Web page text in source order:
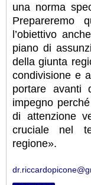
una norma
Prepareremo
l’obiettivo
piano di
della giunta
condivisione e
portare avanti
impegno
di attenzione
cruciale nel
regione».